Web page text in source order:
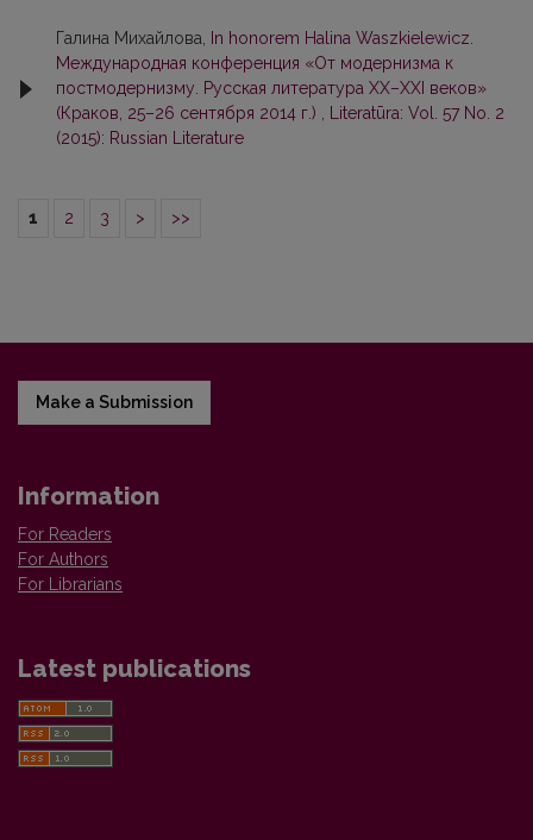
Галина Михайлова,
In honorem Halina Waszkielewicz.
Международная конференция «От модернизма к
постмодернизму. Русская литература XX–XXI веков»
(Краков, 25–26 сентября 2014 г.)
Literatūra: Vol. 57 No. 2
(2015): Russian Literature
1 2 3 > >>
Make a Submission
Information
For Readers
For Authors
For Librarians
Latest publications